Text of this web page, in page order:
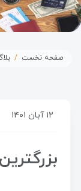
صفحه نخست
۱۲ آبان ۱۴۰۱